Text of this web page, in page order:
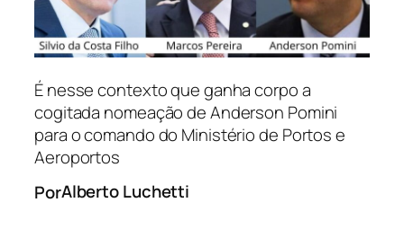
É nesse contexto que ganha corpo a
cogitada nomeação de Anderson Pomini
para o comando do Ministério de Portos e
Aeroportos
PorAlberto Luchetti